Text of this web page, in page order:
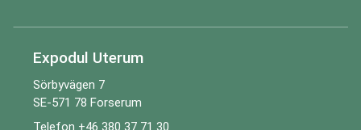
Expodul Uterum
Sörbyvägen 7
SE-571 78 Forserum
Telefon +46 380 37 71 30